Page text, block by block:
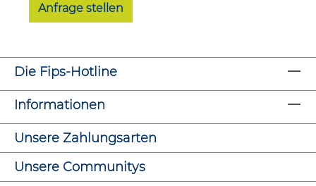
Anfrage stellen
Die Fips-Hotline
Informationen
Unsere Zahlungsarten
Unsere Communitys